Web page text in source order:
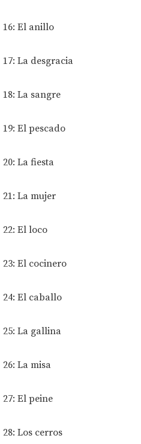
16: El anillo
17: La desgracia
18: La sangre
19: El pescado
20: La fiesta
21: La mujer
22: El loco
23: El cocinero
24: El caballo
25: La gallina
26: La misa
27: El peine
28: Los cerros